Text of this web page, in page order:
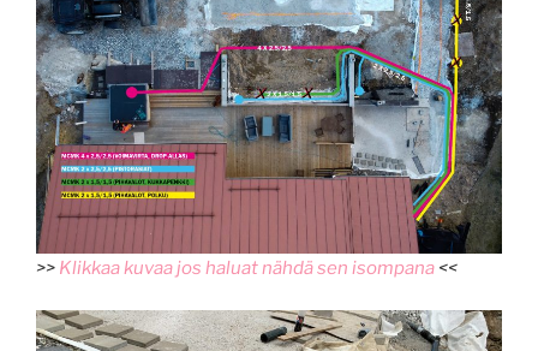
>> Klikkaa kuvaa jos haluat nähdä sen isompana <<